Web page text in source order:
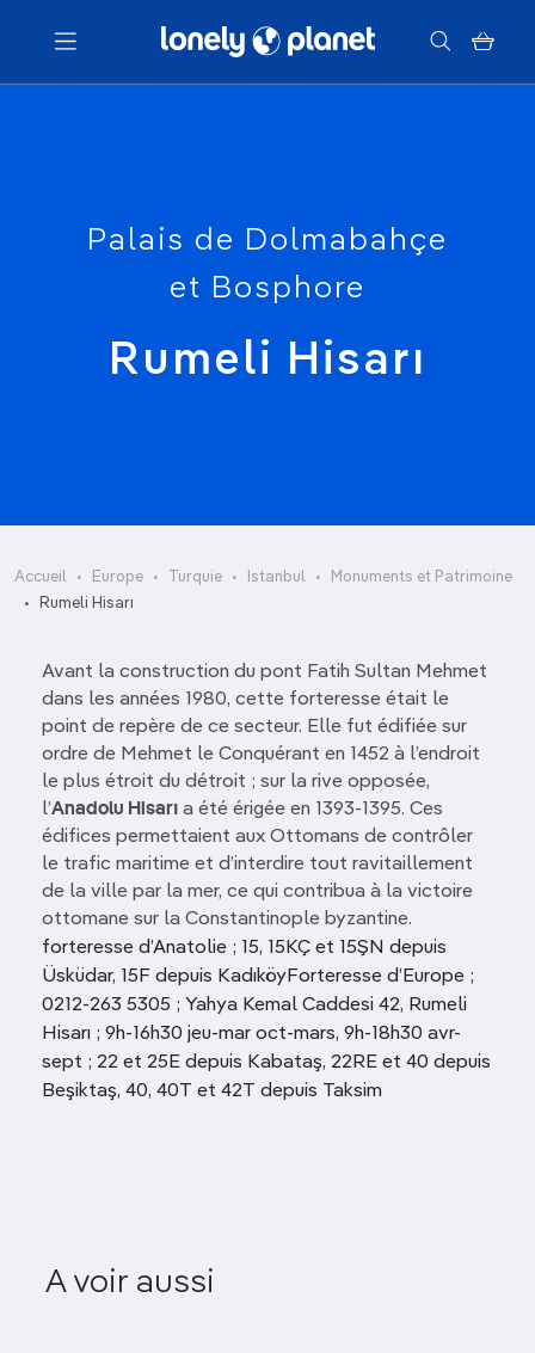
Menu
Palais de Dolmabahçe
et Bosphore
Rumeli Hisarı
Accueil Europe Turquie Istanbul
Monuments et Patrimoine
Rumeli Hisarı
Avant la construction du pont Fatih Sultan Mehmet
dans les années 1980, cette forteresse était le
point de repère de ce secteur. Elle fut édifiée sur
ordre de Mehmet le Conquérant en 1452 à l’endroit
le plus étroit du détroit ; sur la rive opposée,
l’Anadolu Hisarı a été érigée en 1393-1395. Ces
édifices permettaient aux Ottomans de contrôler
le trafic maritime et d’interdire tout ravitaillement
de la ville par la mer, ce qui contribua à la victoire
ottomane sur la Constantinople byzantine.
forteresse d’Anatolie ; 15, 15KÇ et 15ŞN depuis
Üsküdar, 15F depuis KadıköyForteresse d’Europe ;
0212-263 5305 ; Yahya Kemal Caddesi 42, Rumeli
Hisarı ; 9h-16h30 jeu-mar oct-mars, 9h-18h30 avr-
sept ; 22 et 25E depuis Kabataş, 22RE et 40 depuis
Beşiktaş, 40, 40T et 42T depuis Taksim
A voir aussi
Mehmet